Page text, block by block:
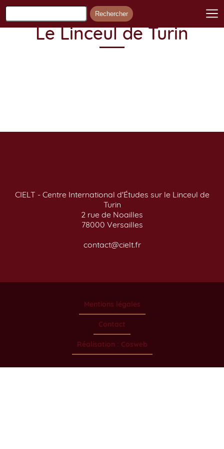
Le Linceul de Turin
CIELT - Centre International d'Études sur le Linceul de
Turin
2 rue de Noailles
78000 Versailles
contact@cielt.fr
Mentions légales
Contact
Réalisation : Cosweb